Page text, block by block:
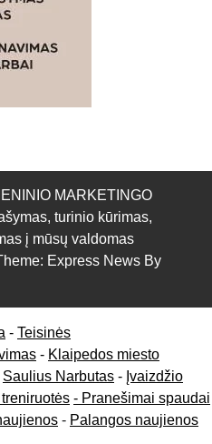
MARKETINGO
turinio kūrimas,
į mūsų valdomas
Express News By
- Teisinės
- Klaipedos miesto
Saulius Narbutas - Įvaizdžio
- Pranešimai spaudai
- Palangos naujienos